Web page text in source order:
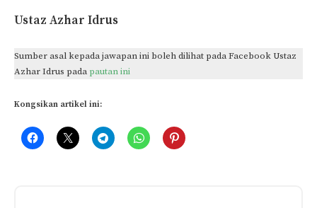
Ustaz Azhar Idrus
Sumber asal kepada jawapan ini boleh dilihat pada Facebook Ustaz
Azhar Idrus pada pautan ini
Kongsikan artikel ini: